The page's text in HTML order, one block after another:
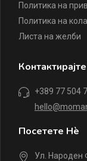
Политика на
Политика на
Листа на желби
+389 77 504
Посетете Нè
Ул. Народен